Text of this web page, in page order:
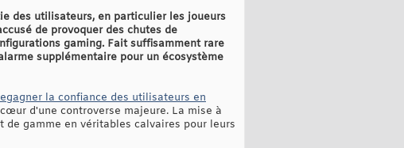
des utilisateurs, en particulier les joueurs
de provoquer des chutes de
gaming. Fait suffisamment rare
supplémentaire pour un écosystème
la confiance des utilisateurs en
d'une controverse majeure. La mise à
de gamme en véritables calvaires pour leurs